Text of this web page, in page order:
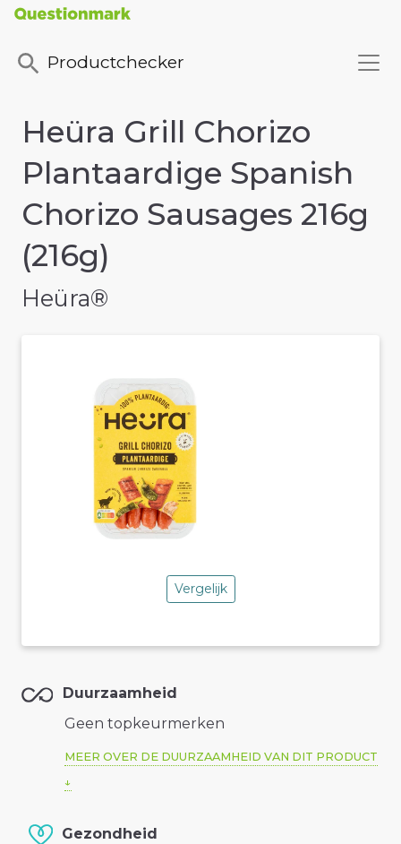
Productchecker
Heüra Grill Chorizo
Plantaardige Spanish
Chorizo Sausages 216g
(216g)
Heüra®
Vergelijk
Duurzaamheid
Geen topkeurmerken
MEER OVER DE DUURZAAMHEID VAN DIT PRODUCT
Gezondheid